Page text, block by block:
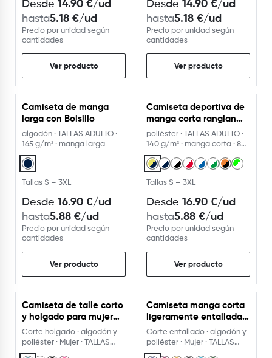
Desde 14.90 €/ud
hasta5.18 €/ud
Precio por unidad según
cantidades
Ver producto
Desde 14.90 €/ud
hasta5.18 €/ud
Precio por unidad según
cantidades
Ver producto
Camiseta de manga
larga con Bolsillo
algodón · TALLAS ADULTO ·
165 g/m² · manga larga
Tallas S – 3XL
Desde 16.90 €/ud
hasta5.88 €/ud
Precio por unidad según
cantidades
Ver producto
Camiseta deportiva de
manga corta ranglan
Bicolor
poliéster · TALLAS ADULTO ·
140 g/m² · manga corta · 8
colores
Tallas S – 3XL
Desde 16.90 €/ud
hasta5.88 €/ud
Precio por unidad según
cantidades
Ver producto
Camiseta de talle corto
y holgado para mujer
con manga corta
Corte holgado · algodón y
poliéster · Mujer · TALLAS
ADULTO
Camiseta manga corta
ligeramente entallada
con acabado vigoré
Corte entallado · algodón y
poliéster · Mujer · TALLAS
ADULTO · 6 colores